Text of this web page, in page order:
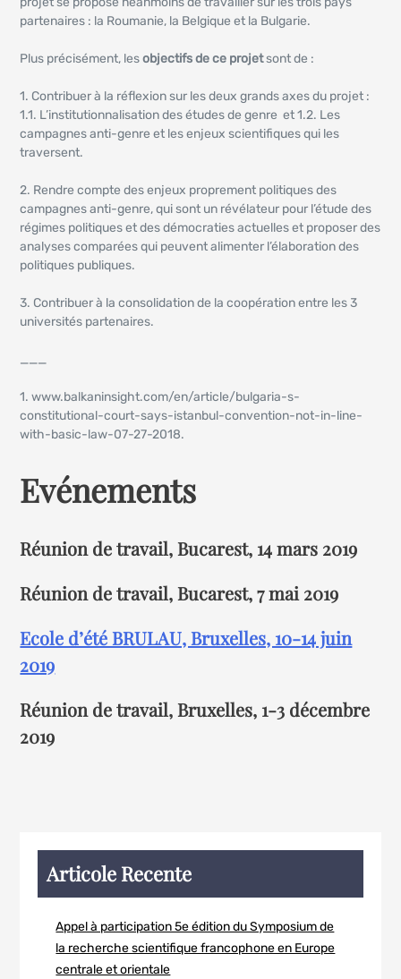
partenaires : la Roumanie, la Belgique et la Bulgarie.
Plus précisément, lesobjectifs de ce projetsont de :
1. Contribuer à la réflexion sur les deux grands axes du projet :
1.1. L’institutionnalisation des études de genre et 1.2. Les
campagnes anti-genre et les enjeux scientifiques qui les
traversent.
2. Rendre compte des enjeux proprement politiques des
campagnes anti-genre, qui sont un révélateur pour l’étude des
régimes politiques et des démocraties actuelles et proposer des
analyses comparées qui peuvent alimenter l’élaboration des
politiques publiques.
3. Contribuer à la consolidation de la coopération entre les 3
universités partenaires.
___
1. www.balkaninsight.com/en/article/bulgaria-s-
constitutional-court-says-istanbul-convention-not-in-line-
with-basic-law-07-27-2018.
Evénements
Réunion de travail, Bucarest, 14 mars 2019
Réunion de travail, Bucarest, 7 mai 2019
Ecole d’été BRULAU, Bruxelles, 10-14 juin
2019
Réunion de travail, Bruxelles, 1-3 décembre
2019
Articole Recente
Appel à participation 5e édition du Symposium de
la recherche scientifique francophone en Europe
centrale et orientale